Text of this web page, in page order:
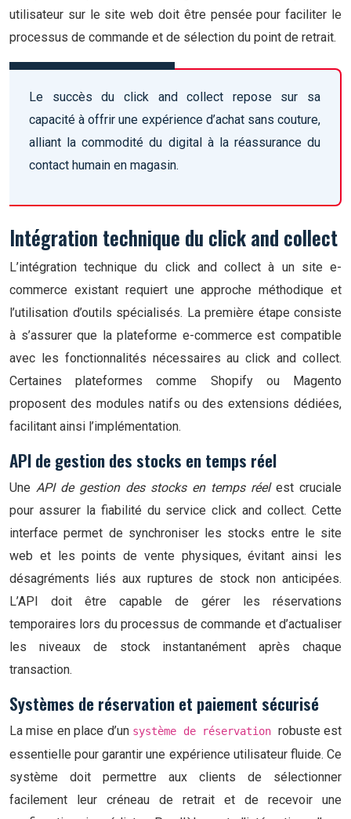
utilisateur sur le site web doit être pensée pour faciliter le
processus de commande et de sélection du point de retrait.
Le succès du click and collect repose sur sa
capacité à offrir une expérience d’achat sans couture,
alliant la commodité du digital à la réassurance du
contact humain en magasin.
Intégration technique du click and collect
L’intégration technique du click and collect à un site e-
commerce existant requiert une approche méthodique et
l’utilisation d’outils spécialisés. La première étape consiste
à s’assurer que la plateforme e-commerce est compatible
avec les fonctionnalités nécessaires au click and collect.
Certaines plateformes comme Shopify ou Magento
proposent des modules natifs ou des extensions dédiées,
facilitant ainsi l’implémentation.
API de gestion des stocks en temps réel
Une API de gestion des stocks en temps réel est cruciale
pour assurer la fiabilité du service click and collect. Cette
interface permet de synchroniser les stocks entre le site
web et les points de vente physiques, évitant ainsi les
désagréments liés aux ruptures de stock non anticipées.
L’API doit être capable de gérer les réservations
temporaires lors du processus de commande et d’actualiser
les niveaux de stock instantanément après chaque
transaction.
Systèmes de réservation et paiement sécurisé
La mise en place d’un système de réservation robuste est
essentielle pour garantir une expérience utilisateur fluide. Ce
système doit permettre aux clients de sélectionner
facilement leur créneau de retrait et de recevoir une